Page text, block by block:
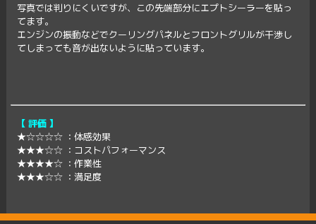
写真では判りにくいですが、この先端部分にエプトシーラーを貼っ
てます。
エンジンの振動などでクーリングパネルとフロントグリルが干渉し
てしまっても音が出ないように貼っています。
【 評価 】
★☆☆☆☆ ：体感効果
★★★☆☆ ：コストパフォーマンス
★★★★☆ ：作業性
★★★☆☆ ：満足度